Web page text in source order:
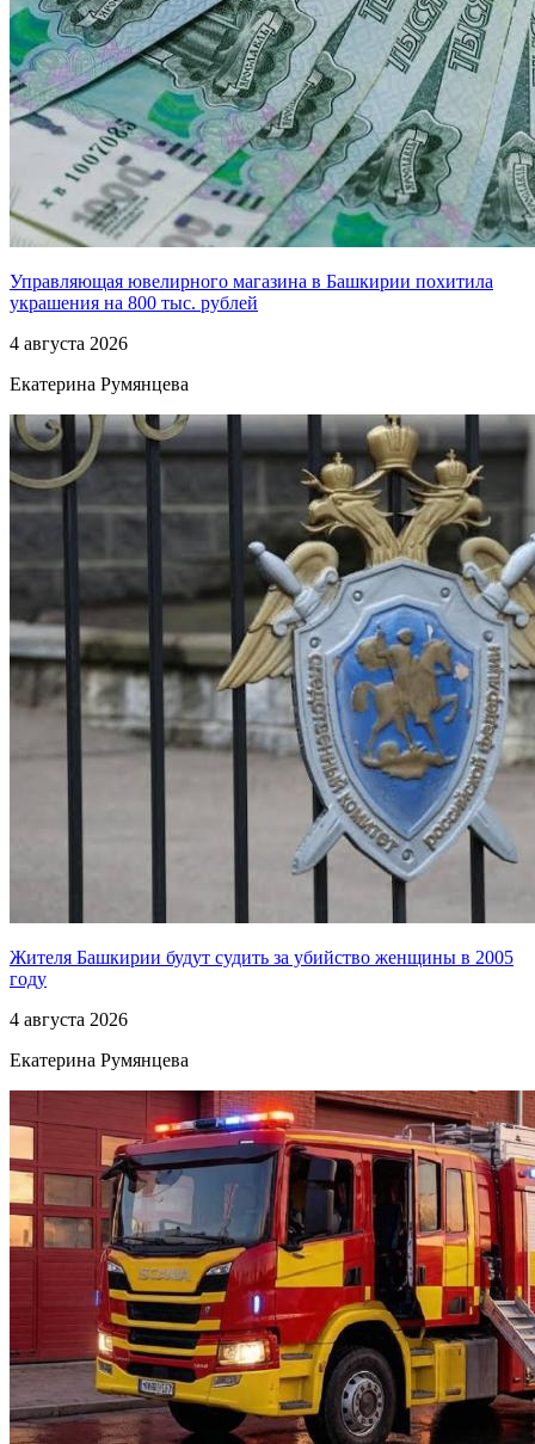
Управляющая ювелирного магазина в Башкирии похитила
украшения на 800 тыс. рублей
4 августа 2026
Екатерина Румянцева
Жителя Башкирии будут судить за убийство женщины в 2005
году
4 августа 2026
Екатерина Румянцева